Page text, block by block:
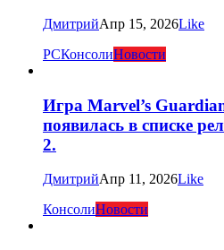
ДмитрийАпр 15, 2026Like
PCКонсолиНовости
Игра Marvel’s
появилась в списке
2.
ДмитрийАпр 11, 2026Like
КонсолиНовости